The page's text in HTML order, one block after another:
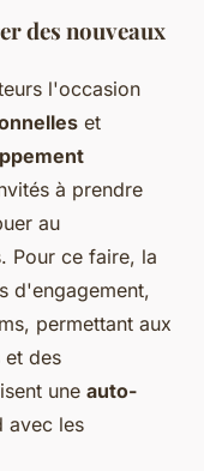
des nouveaux
l'occasion
et
à prendre
au
Pour ce faire, la
d'engagement,
permettant aux
et des
une auto-
avec les